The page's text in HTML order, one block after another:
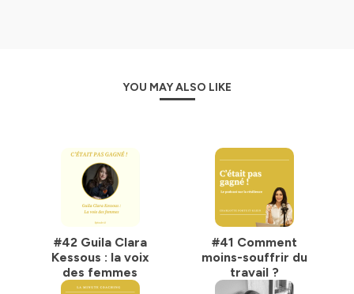
YOU MAY ALSO LIKE
#42 Guila Clara
Kessous : la voix
des femmes
#41 Comment
moins-souffrir du
travail ?